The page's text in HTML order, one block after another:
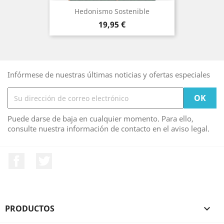
Hedonismo Sostenible
Precio
19,95 €
Infórmese de nuestras últimas noticias y ofertas especiales
Puede darse de baja en cualquier momento. Para ello,
consulte nuestra información de contacto en el aviso legal.
PRODUCTOS 